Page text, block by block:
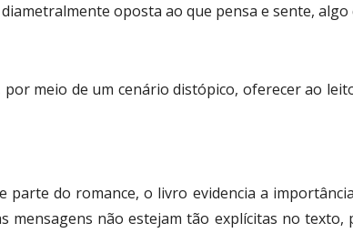
oposta ao que pensa e sente,
meio de um cenário distópico, oferecer ao
do romance, o livro evidencia a
mensagens não estejam tão explícitas no